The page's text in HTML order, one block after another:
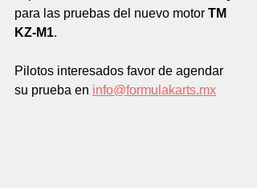
para las pruebas del nuevo motor TM
KZ-M1.
Pilotos interesados favor de agendar
su prueba en info@formulakarts.mx